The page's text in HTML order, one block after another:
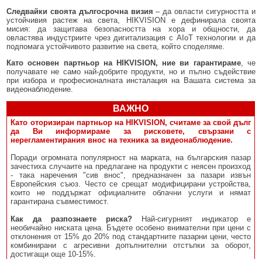
Следвайки своята дългосрочна визия – да овласти сигурността и
устойчивия растеж на света, HIKVISION е дефинирала своята
мисия: да защитава безопасността на хора и общности, да
овластява индустриите чрез дигитализация с AIoT технологии и да
подпомага устойчивото развитие на света, който споделяме.
Като основен партньор на HIKVISION, ние ви гарантираме, че
получавате не само най-добрите продукти, но и пълно съдействие
при избора и професионалната инсталация на Вашата система за
видеонаблюдение.
ВАЖНО
Като оторизиран партньор на HIKVISION, считаме за свой дълг
да Ви информираме за рисковете, свързани с
нерегламентирания внос на техника за видеонаблюдение.
Поради огромната популярност на марката, на българския пазар
зачестиха случаите на предлагане на продукти с неясен произход
- така наречения "сив внос", предназначен за пазари извън
Европейския съюз. Често се срещат модифицирани устройства,
които не поддържат официалните облачни услуги и нямат
гарантирана съвместимост.
Как да разпознаете риска?Най-сигурният индикатор е
необичайно ниската цена. Бъдете особено внимателни при цени с
отклонения от 15% до 20% под стандартните пазарни цени, често
комбинирани с агресивни допълнителни отстъпки за оборот,
достигащи още 10-15%.